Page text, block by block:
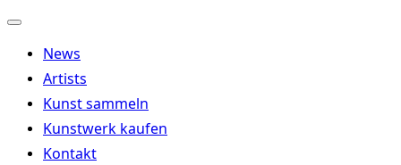
Navigation
umschalten
News
Artists
Kunst sammeln
Kunstwerk kaufen
Kontakt